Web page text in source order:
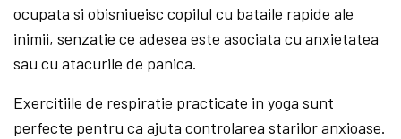
ocupata si obisniueisc copilul cu bataile rapide ale
inimii, senzatie ce adesea este asociata cu anxietatea
sau cu atacurile de panica.
Exercitiile de respiratie practicate in yoga sunt
perfecte pentru ca ajuta controlarea starilor anxioase.